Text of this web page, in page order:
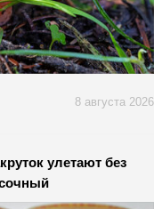
8 августа 2026
улетают без